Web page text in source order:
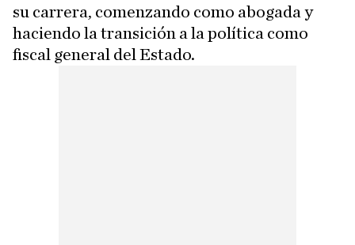
su carrera, comenzando como abogada y
haciendo la transición a la política como
fiscal general del Estado.